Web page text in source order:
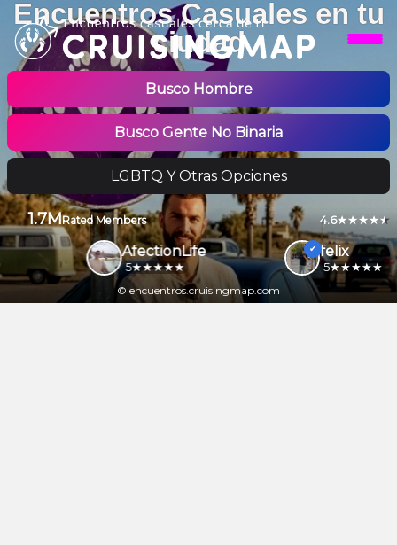
Encuentros Casuales en tu
ciudad
Busco Hombre
Busco Gente No Binaria
LGBTQ Y Otras Opciones
1.7MRated Members 4.6
felix
5
AfectionLife
5
© encuentros.cruisingmap.com